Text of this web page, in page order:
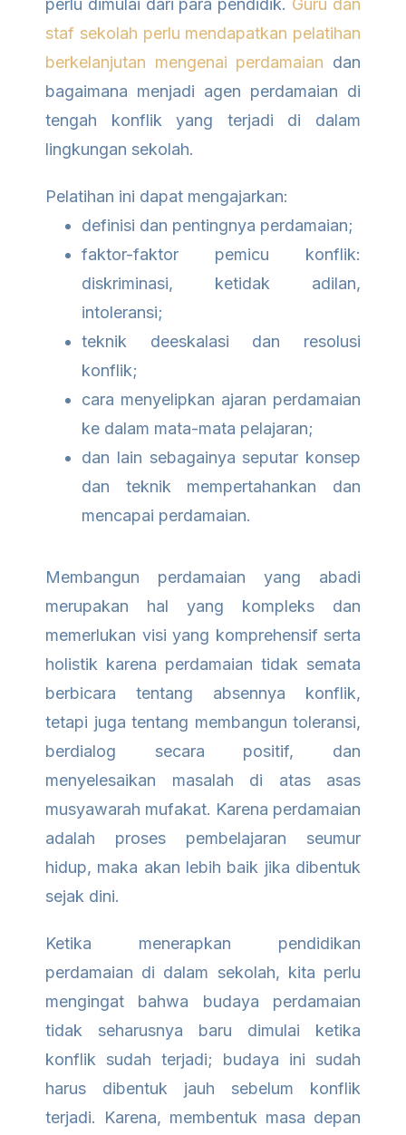
perlu dimulai dari para pendidik. Guru dan
staf sekolah perlu mendapatkan pelatihan
berkelanjutan mengenai perdamaian dan
bagaimana menjadi agen perdamaian di
tengah konflik yang terjadi di dalam
lingkungan sekolah.
Pelatihan ini dapat mengajarkan:
definisi dan pentingnya perdamaian;
faktor-faktor pemicu konflik:
diskriminasi, ketidak adilan,
intoleransi;
teknik deeskalasi dan resolusi
konflik;
cara menyelipkan ajaran perdamaian
ke dalam mata-mata pelajaran;
dan lain sebagainya seputar konsep
dan teknik mempertahankan dan
mencapai perdamaian.
Membangun perdamaian yang abadi
merupakan hal yang kompleks dan
memerlukan visi yang komprehensif serta
holistik karena perdamaian tidak semata
berbicara tentang absennya konflik,
tetapi juga tentang membangun toleransi,
berdialog secara positif, dan
menyelesaikan masalah di atas asas
musyawarah mufakat. Karena perdamaian
adalah proses pembelajaran seumur
hidup, maka akan lebih baik jika dibentuk
sejak dini.
Ketika menerapkan pendidikan
perdamaian di dalam sekolah, kita perlu
mengingat bahwa budaya perdamaian
tidak seharusnya baru dimulai ketika
konflik sudah terjadi; budaya ini sudah
harus dibentuk jauh sebelum konflik
terjadi. Karena, membentuk masa depan